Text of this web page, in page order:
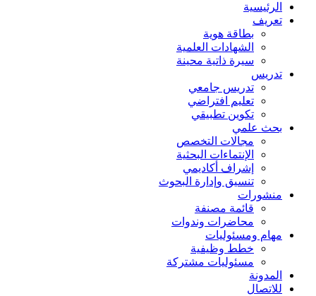
الرئيسية
تعريف
بطاقة هوية
الشهادات العلمية
سيرة ذاتية محينة
تدريس
تدريس جامعي
تعليم افتراضي
تكوين تطبيقي
بحث علمي
مجالات التخصص
الإنتماءات البحثية
إشراف أكاديمي
تنسيق وإدارة البحوث
منشورات
قائمة مصنفة
محاضرات وندوات
مهام ومسئوليات
خطط وظيفية
مسئوليات مشتركة
المدونة
للاتصال